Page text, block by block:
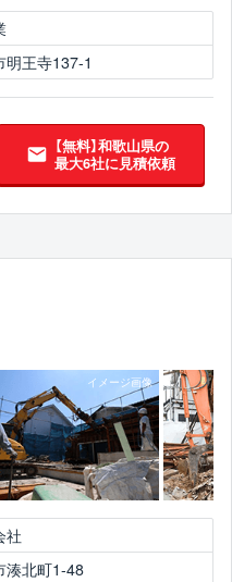
明王寺137-1
【無料】和歌山県の
最大6社に見積依頼
社
湊北町1-48